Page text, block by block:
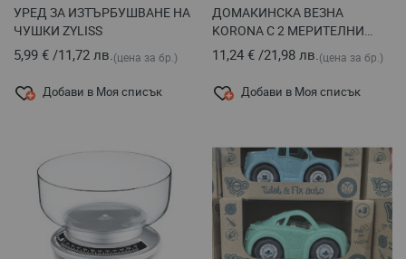
УРЕД ЗА ИЗТЪРБУШВАНЕ НА
ЧУШКИ ZYLISS
5,99 € /11,72 лв.(цена за бр.)
Добави в Моя списък
ДОМАКИНСКА ВЕЗНА
KORONA С 2 МЕРИТЕЛНИ
ЛЪЖИЦИ
11,24 € /21,98 лв.(цена за бр.)
Добави в Моя списък